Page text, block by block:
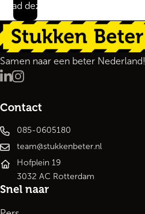
deze quote
Terug naar de startpagina
Samen naar een beter Nederland!
LinkedIn
Instagram
Contact
085-0605180
team@stukkenbeter.nl
Hofplein 19
3032 AC Rotterdam
Snel naar